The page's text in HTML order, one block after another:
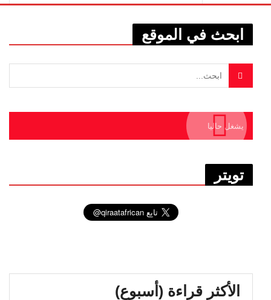
ابحث في الموقع
يشغل حاليا
تويتر
الأكثر قراءة (أسبوع)